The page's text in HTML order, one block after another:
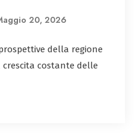
20, 2026
della regione
crescita costante delle